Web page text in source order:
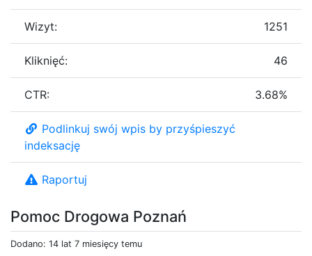
Pomoc Drogowa Poznań
Dodano: 14 lat 7 miesięcy temu
Wizyt: 1251
Kliknięć: 46
CTR: 3.68%
Podlinkuj swój wpis by przyśpieszyć
indeksację
Raportuj